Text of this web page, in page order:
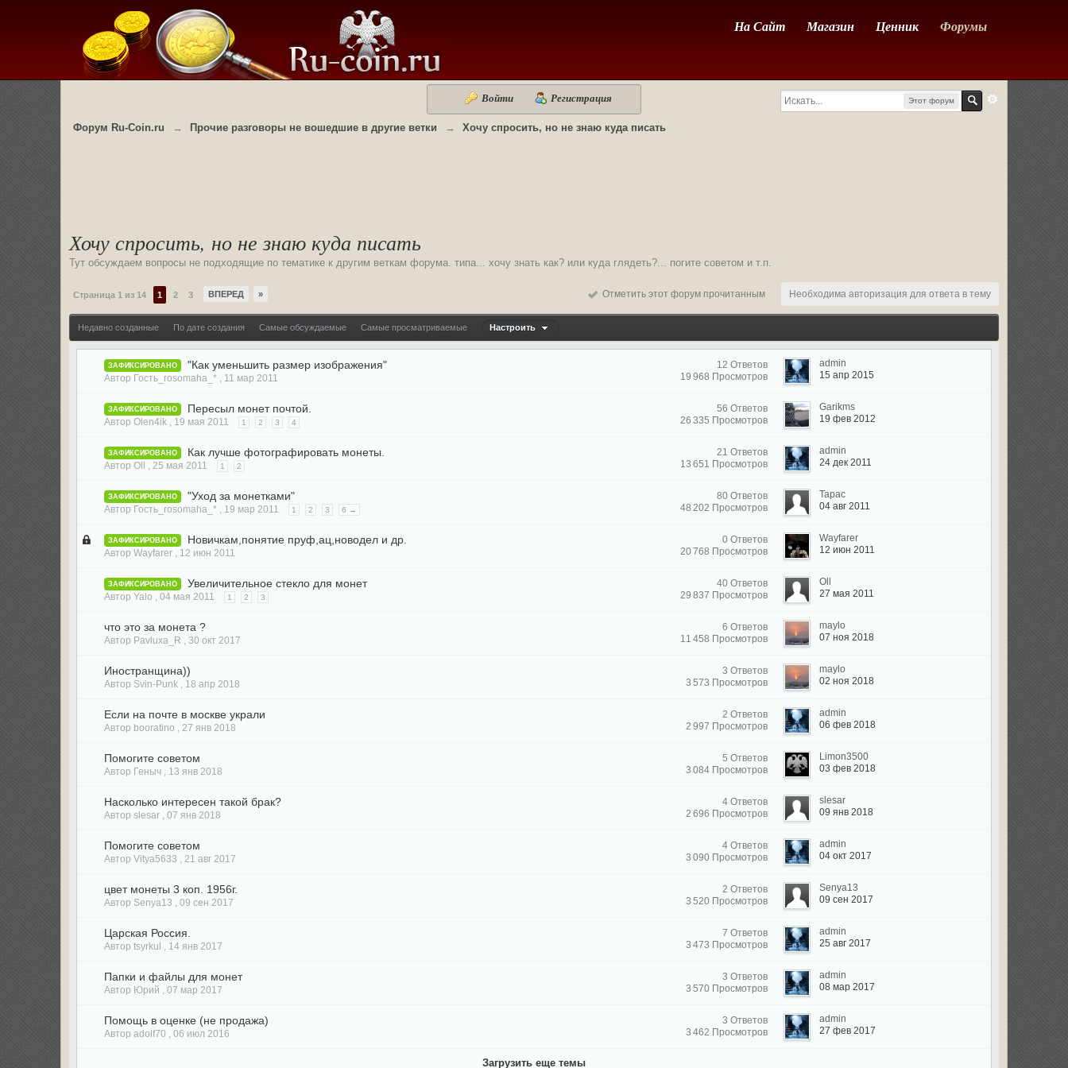
На Сайт Магазин Ценник Форумы
Этот форум
Войти Регистрация
Форум Ru-Coin.ru → Прочие разговоры не вошедшие в другие ветки → Хочу спросить, но не знаю куда писать
Хочу спросить, но не знаю куда писать
Тут обсуждаем вопросы не подходящие по тематике к другим веткам форума. типа... хочу знать как? или куда глядеть?... погите советом и т.п.
Страница 1 из 14 1 2 3 ВПЕРЕД » Необходима авторизация для ответа в тему
Отметить этот форум прочитанным
Недавно созданные По дате создания Самые обсуждаемые Самые просматриваемые Настроить
ЗАФИКСИРОВАНО "Как уменьшить размер изображения"
Автор Гость_rosomaha_* , 11 мар 2011
12 Ответов
19 968 Просмотров
admin
15 апр 2015
ЗАФИКСИРОВАНО Пересыл монет почтой.
Автор Olen4ik , 19 мая 2011 1 2 3 4
56 Ответов
26 335 Просмотров
Garikms
19 фев 2012
ЗАФИКСИРОВАНО Как лучше фотографировать монеты.
Автор Oll ,25 мая 2011 1 2
21 Ответов
13 651 Просмотров
admin
24 дек 2011
ЗАФИКСИРОВАНО "Уход за монетками"
Автор Гость_rosomaha_* , 19 мар 2011 1 2 3 6 →
80 Ответов
48 202 Просмотров
Тарас
04 авг 2011
ЗАФИКСИРОВАНО Новичкам,понятие пруф,ац,новодел и др.
Автор Wayfarer , 12 июн 2011
0 Ответов
20 768 Просмотров
Wayfarer
12 июн 2011
ЗАФИКСИРОВАНО Увеличительное стекло для монет
Автор Yalo ,04 мая 2011 1 2 3
40 Ответов
29 837 Просмотров
Oll
27 мая 2011
что это за монета ?
Автор Pavluxa_R ,30 окт 2017
6 Ответов
11 458 Просмотров
maylo
07 ноя 2018
Иностранщина))
Автор Svin-Punk , 18 апр 2018
3 Ответов
3 573 Просмотров
maylo
02 ноя 2018
Если на почте в москве украли
Автор booratino ,27 янв 2018
2 Ответов
2 997 Просмотров
admin
06 фев 2018
Помогите советом
Автор Геныч , 13 янв 2018
5 Ответов
3 084 Просмотров
Limon3500
03 фев 2018
Насколько интересен такой брак?
Автор slesar ,07 янв 2018
4 Ответов
2 696 Просмотров
slesar
09 янв 2018
Помогите советом
Автор Vitya5633 ,21 авг 2017
4 Ответов
3 090 Просмотров
admin
04 окт 2017
цвет монеты 3 коп. 1956г.
Автор Senya13 ,09 сен 2017
2 Ответов
3 520 Просмотров
Senya13
09 сен 2017
Царская Россия.
Автор tsyrkul , 14 янв 2017
7 Ответов
3 473 Просмотров
admin
25 авг 2017
Папки и файлы для монет
Автор Юрий ,07 мар 2017
3 Ответов
3 570 Просмотров
admin
08 мар 2017
Помощь в оценке (не продажа)
Автор adolf70 ,06 июл 2016
3 Ответов
3 462 Просмотров
admin
27 фев 2017
Загрузить еще темы